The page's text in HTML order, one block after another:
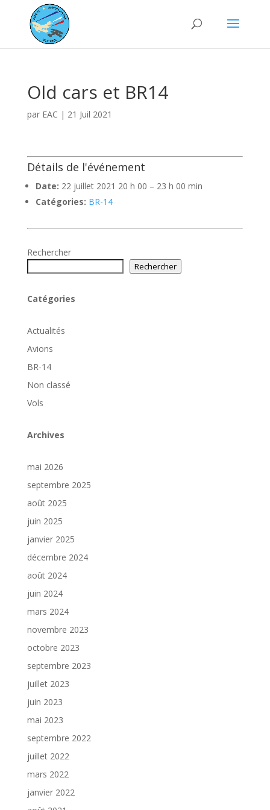
Old cars et BR14
par EAC | 21 Juil 2021
Détails de l'événement
Date: 22 juillet 2021 20 h 00 – 23 h 00 min
Catégories: BR-14
Rechercher
Rechercher
Catégories
Actualités
Avions
BR-14
Non classé
Vols
Archives
mai 2026
septembre 2025
août 2025
juin 2025
janvier 2025
décembre 2024
août 2024
juin 2024
mars 2024
novembre 2023
octobre 2023
septembre 2023
juillet 2023
juin 2023
mai 2023
septembre 2022
juillet 2022
mars 2022
janvier 2022